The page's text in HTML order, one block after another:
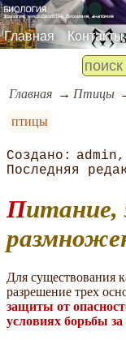
Главная Контакты
Главная Птицы
птицы
admin
Питание, защита,
Для существования
разрешение трех
защиты от
условиях борьбы